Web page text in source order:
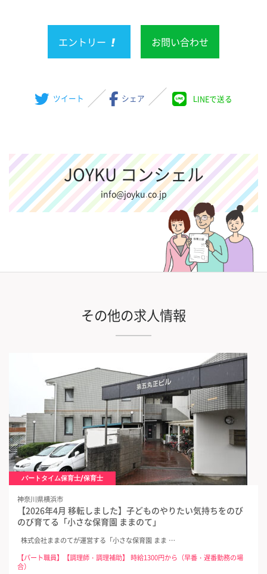
エントリー お問い合わせ
ツイート シェア LINEで送る
JOYKU コンシェル
info@joyku.co.jp
その他の求人情報
パートタイム保育士/保育士
神奈川県横浜市
【2026年4月 移転しました】子どものやりたい気持ちをのび
のび育てる「小さな保育園 ままのて」
株式会社ままのてが運営する「小さな保育園 まま …
【パート職員】【調理師・調理補助】 時給1300円から（早番・遅番勤務の場
合）